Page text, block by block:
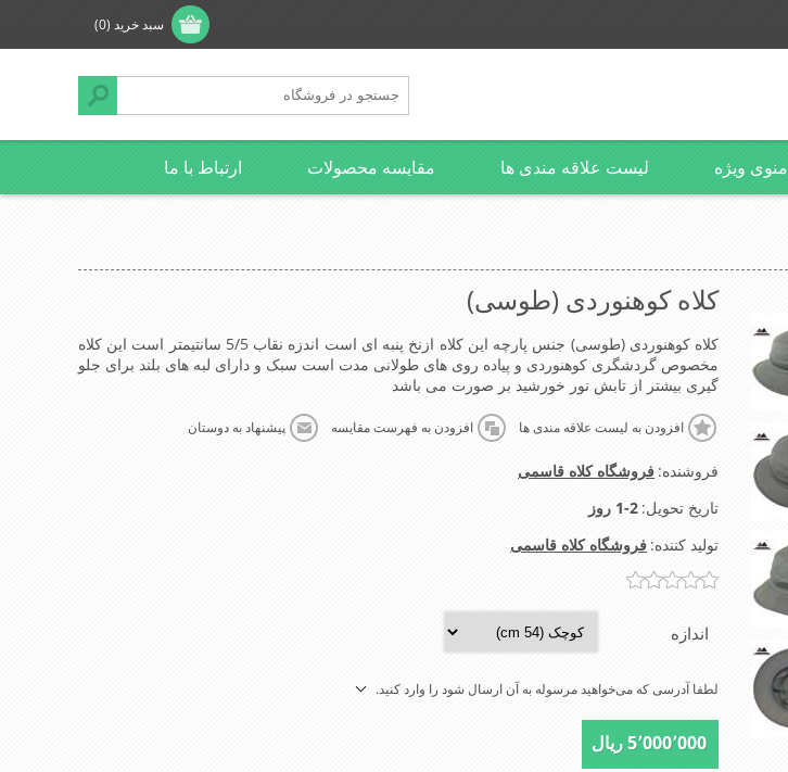
سبد خرید (0)
منوی ویژه لیست علاقه مندی ها مقایسه محصولات ارتباط با ما
کلاه کوهنوردی (طوسی)
کلاه کوهنوردی (طوسی) جنس پارچه این کلاه ازنخ پنبه ای است اندزه نقاب 5/5 سانتیمتر است این کلاه
مخصوص گردشگری کوهنوردی و پیاده روی های طولانی مدت است سبک و دارای لبه های بلند برای جلو
گیری بیشتر از تابش نور خورشید بر صورت می باشد
افزودن به لیست علاقه مندی ها افزودن به فهرست مقایسه پیشنهاد به دوستان
فروشنده: فروشگاه کلاه قاسمی
تاریخ تحویل: 1-2 روز
تولید کننده: فروشگاه کلاه قاسمی
اندازه
لطفا آدرسی که می‌خواهید مرسوله به آن ارسال شود را وارد کنید.
5٬000٬000 ریال